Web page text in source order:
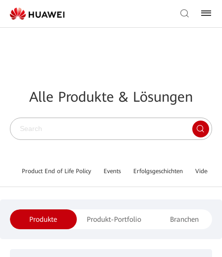
Alle Produkte & Lösungen
Product End of Life Policy Events Erfolgsgeschichten Video
Produkte Produkt-Portfolio Branchen